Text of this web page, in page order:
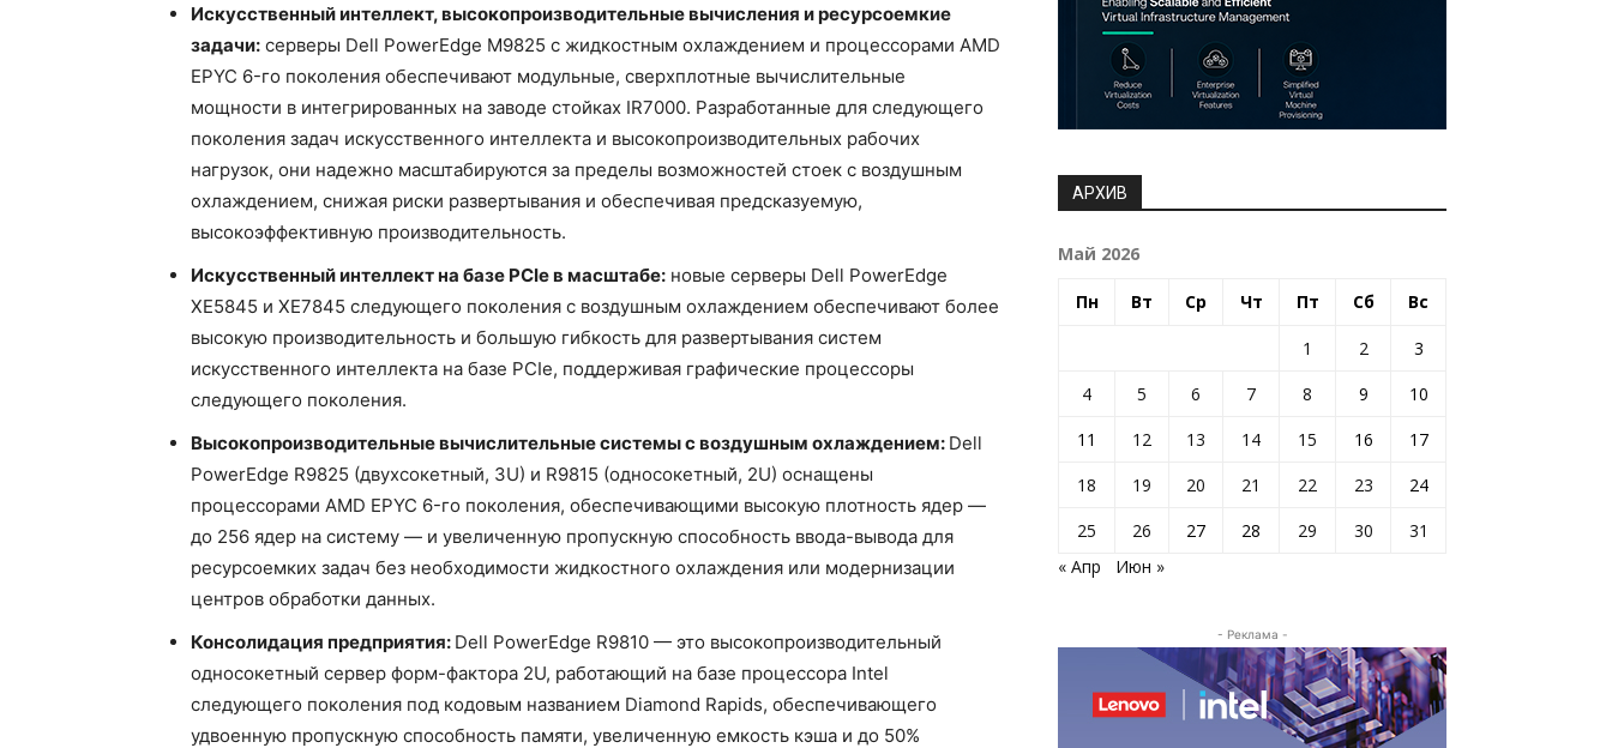
Искусственный интеллект, высокопроизводительные вычисления и ресурсоемкие
задачи: серверы Dell PowerEdge M9825 с жидкостным охлаждением и процессорами AMD
EPYC 6-го поколения обеспечивают модульные, сверхплотные вычислительные
мощности в интегрированных на заводе стойках IR7000. Разработанные для следующего
поколения задач искусственного интеллекта и высокопроизводительных рабочих
нагрузок, они надежно масштабируются за пределы возможностей стоек с воздушным
охлаждением, снижая риски развертывания и обеспечивая предсказуемую,
высокоэффективную производительность.
Искусственный интеллект на базе PCIe в масштабе: новые серверы Dell PowerEdge
XE5845 и XE7845 следующего поколения с воздушным охлаждением обеспечивают более
высокую производительность и большую гибкость для развертывания систем
искусственного интеллекта на базе PCIe, поддерживая графические процессоры
следующего поколения.
Высокопроизводительные вычислительные системы с воздушным охлаждением: Dell
PowerEdge R9825 (двухсокетный, 3U) и R9815 (односокетный, 2U) оснащены
процессорами AMD EPYC 6-го поколения, обеспечивающими высокую плотность ядер —
до 256 ядер на систему — и увеличенную пропускную способность ввода-вывода для
ресурсоемких задач без необходимости жидкостного охлаждения или модернизации
центров обработки данных.
Консолидация предприятия: Dell PowerEdge R9810 — это высокопроизводительный
односокетный сервер форм-фактора 2U, работающий на базе процессора Intel
следующего поколения под кодовым названием Diamond Rapids, обеспечивающего
удвоенную пропускную способность памяти, увеличенную емкость кэша и до 50%
АРХИВ
Май 2026
Пн Вт Ср Чт Пт Сб Вс
1 2
3
4
5 6 7 8 9
10
11
12 13 14 15 16
17
18
19 20 21 22 23
24
25
26 27 28 29 30
31
« Апр
Июн »
- Реклама -